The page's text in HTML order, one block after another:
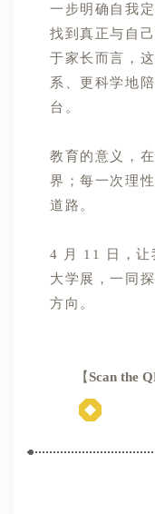
一步明确自我
找到真正与自
于家长而言，
系、更科学地
台。
教育的意义，
界；每一次理
道路。
4 月 11 日，让
大学展，一同
方向。
【Scan the